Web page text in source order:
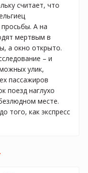
считает, что
А на
мертвым в
а окно открыто.
– и
улик,
пассажиров
поезд наглухо
месте.
того, как экспресс